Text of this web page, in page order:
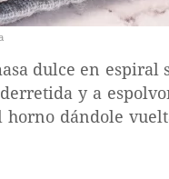
dulce en
y a
dándole